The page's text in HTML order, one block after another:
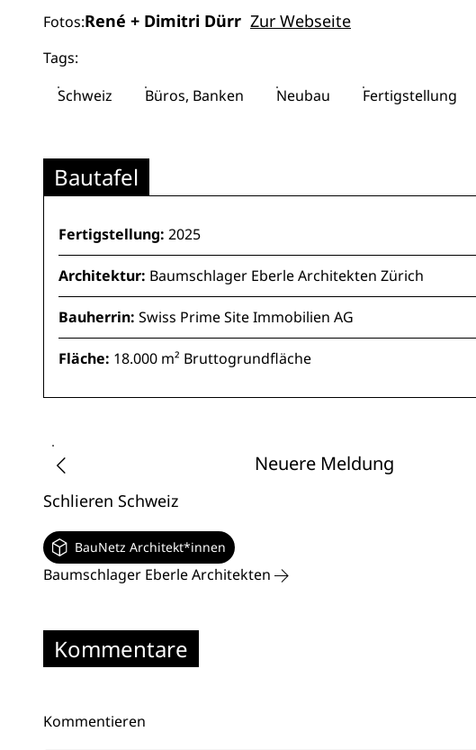
Fotos:René + Dimitri Dürr Zur Webseite
Tags:
Schweiz
Büros, Banken Neubau Fertigstellung
Bautafel
Fertigstellung: 2025
Architektur: Baumschlager Eberle Architekten Zürich
Bauherrin: Swiss Prime Site Immobilien AG
Fläche: 18.000 m² Bruttogrundfläche
Neuere Meldung
Schlieren Schweiz
BauNetz Architekt*innen
Baumschlager Eberle Architekten
Kommentare
Kommentieren